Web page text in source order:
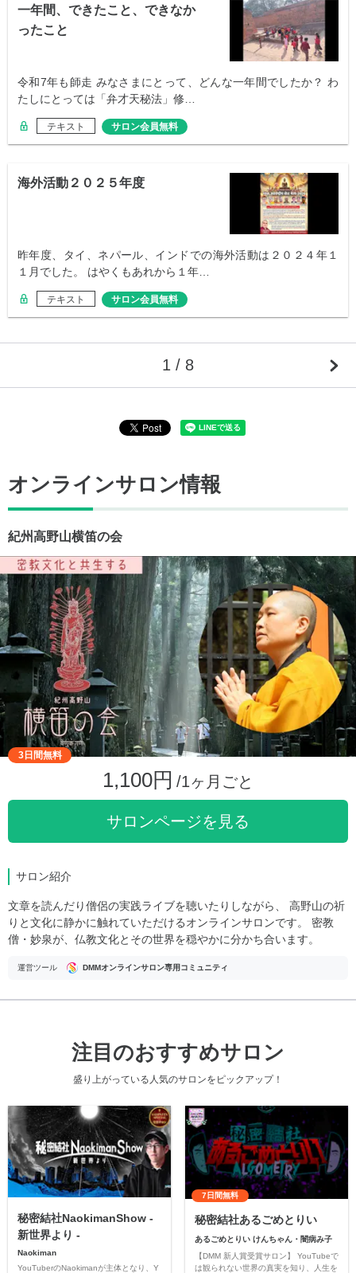
一年間、できたこと、できなか
ったこと
令和7年も師走 みなさまにとって、どんな一年間でしたか？ わ
たしにとっては「弁才天秘法」修…
テキスト サロン会員無料
海外活動２０２５年度
昨年度、タイ、ネパール、インドでの海外活動は２０２４年１
１月でした。 はやくもあれから１年…
テキスト サロン会員無料
1 / 8
オンラインサロン情報
紀州高野山横笛の会
3日間無料
1,100円 /1ヶ月ごと
サロンページを見る
サロン紹介
文章を読んだり僧侶の実践ライブを聴いたりしながら、 高野山の祈
りと文化に静かに触れていただけるオンラインサロンです。 密教
僧・妙泉が、仏教文化とその世界を穏やかに分かち合います。
運営ツール DMMオンラインサロン専用コミュニティ
注目のおすすめサロン
盛り上がっている人気のサロンをピックアップ！
秘密結社NaokimanShow -
新世界より -
Naokiman
YouTuberのNaokimanが主体となり、Y
7日間無料
秘密結社あるごめとりい
あるごめとりい けんちゃん・闇病み子
【DMM 新人賞受賞サロン】 YouTubeで
は観られない世界の真実を知り、人生を